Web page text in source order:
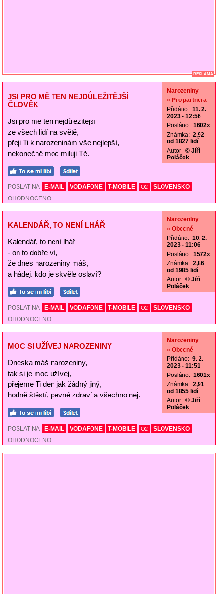
REKLAMA
JSI PRO MĚ TEN NEJDŮLEŽITĚJŠÍ
ČLOVĚK
Jsi pro mě ten nejdůležitější
ze všech lidí na světě,
přeji Ti k narozeninám vše nejlepší,
nekonečně moc miluji Tě.
Narozeniny
» Pro partnera
Přidáno: 11. 2.
2023 - 12:56
Posláno: 1602x
Známka: 2,92
od 1827 lidí
Autor: © Jiří
Poláček
POSLAT NA E-MAIL VODAFONE T-MOBILE O2
SLOVENSKO
OHODNOCENO
KALENDÁŘ, TO NENÍ LHÁŘ
Kalendář, to není lhář
- on to dobře ví,
že dnes narozeniny máš,
a hádej, kdo je skvěle oslaví?
Narozeniny
» Obecné
Přidáno: 10. 2.
2023 - 11:06
Posláno: 1572x
Známka: 2,86
od 1985 lidí
Autor: © Jiří
Poláček
POSLAT NA E-MAIL VODAFONE T-MOBILE O2
SLOVENSKO
OHODNOCENO
MOC SI UŽÍVEJ NAROZENINY
Dneska máš narozeniny,
tak si je moc užívej,
přejeme Ti den jak žádný jiný,
hodně štěstí, pevné zdraví a všechno nej.
Narozeniny
» Obecné
Přidáno: 9. 2.
2023 - 11:51
Posláno: 1601x
Známka: 2,91
od 1855 lidí
Autor: © Jiří
Poláček
POSLAT NA E-MAIL VODAFONE T-MOBILE O2
SLOVENSKO
OHODNOCENO